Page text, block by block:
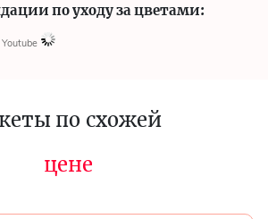
по уходу за цветами:
по схожей
цене